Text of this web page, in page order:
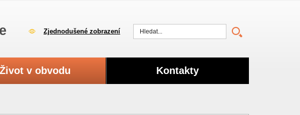
Zjednodušené zobrazení
Život v obvodu Kontakty